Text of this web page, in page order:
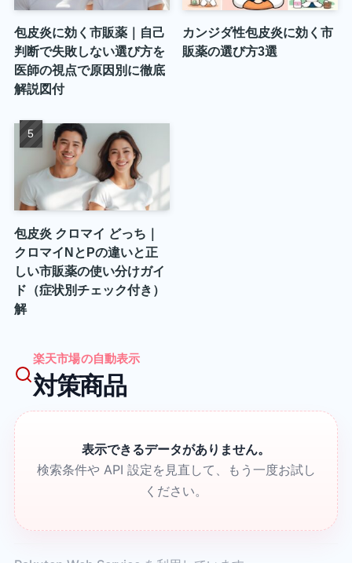
包皮炎に効く市販薬｜自己
判断で失敗しない選び方を
医師の視点で原因別に徹底
解説図付
カンジダ性包皮炎に効く市
販薬の選び方3選
包皮炎 クロマイ どっち｜
クロマイNとPの違いと正
しい市販薬の使い分けガイ
ド（症状別チェック付き）
解
楽天市場の自動表示
対策商品
表示できるデータがありません。
検索条件や API 設定を見直して、もう一度お試し
ください。